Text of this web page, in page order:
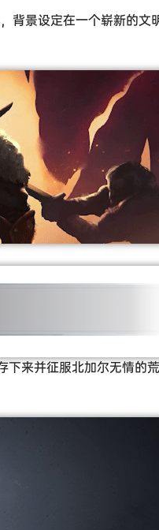
背景设定在一个崭新的
来并征服北加尔无情的